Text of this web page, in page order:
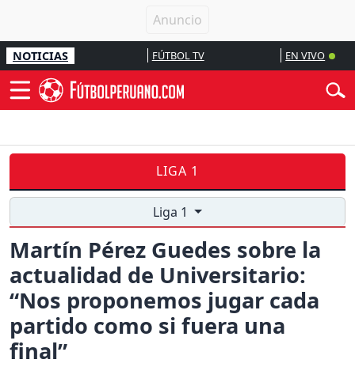
NOTICIAS FÚTBOL TV EN VIVO
LIGA 1
Liga 1
Martín Pérez Guedes sobre la
actualidad de Universitario:
“Nos proponemos jugar cada
partido como si fuera una
final”